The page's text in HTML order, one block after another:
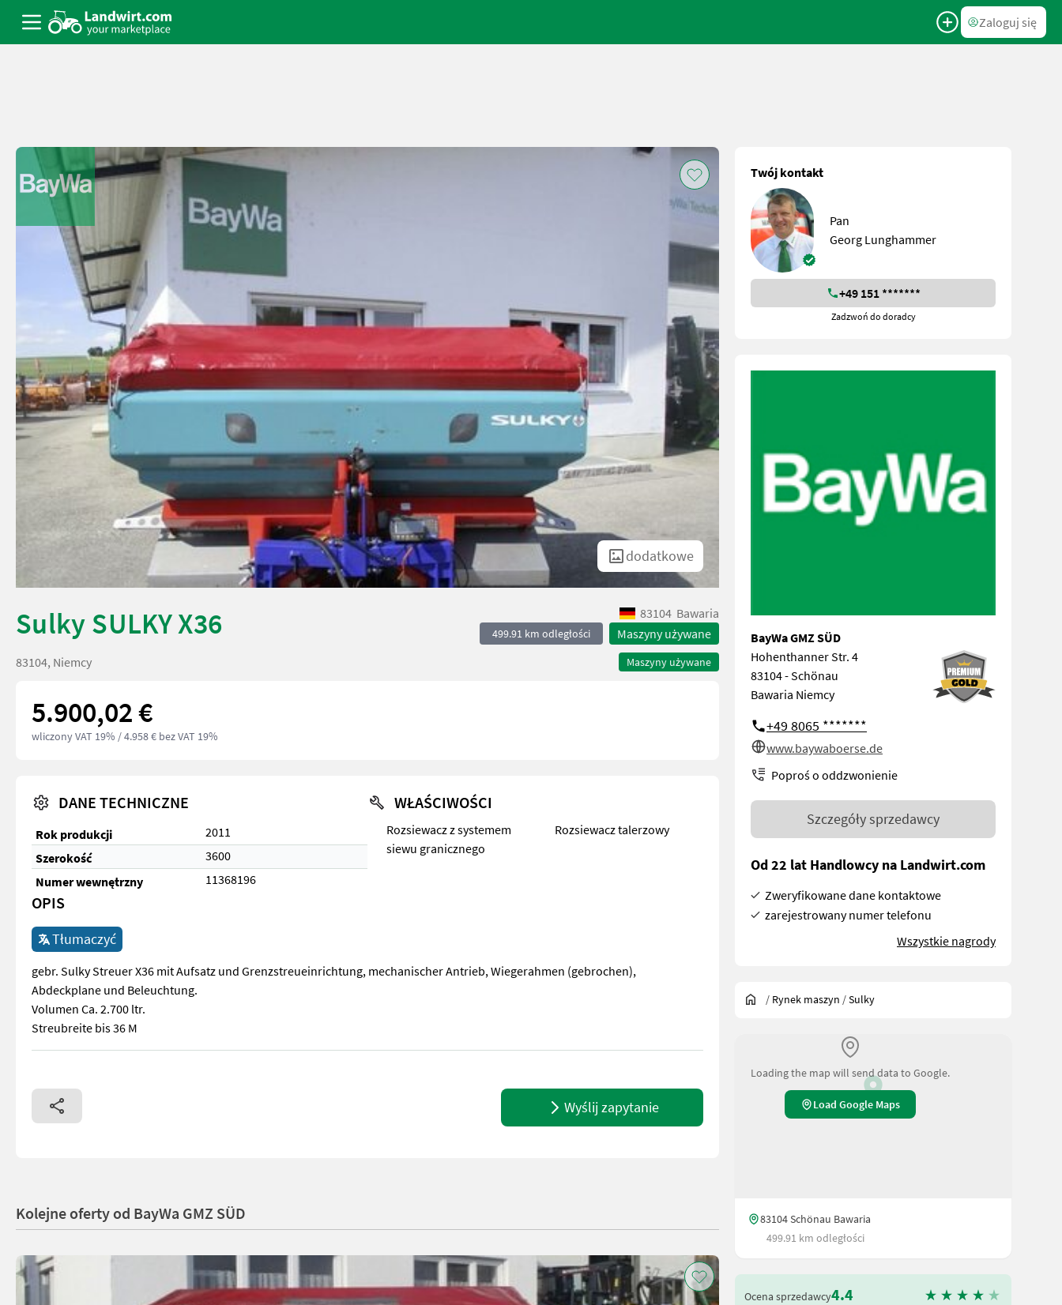
Zaloguj się
dodatkowe
Sulky SULKY X36 83104 Bawaria
499.91 km odległości Maszyny używane
Maszyny używane
83104, Niemcy
5.900,02 €
wliczony VAT 19% / 4.958 € bez VAT 19%
DANE TECHNICZNE
Rok produkcji
2011
Szerokość
3600
Numer wewnętrzny
11368196
WŁAŚCIWOŚCI
Rozsiewacz z systemem
siewu granicznego
Rozsiewacz talerzowy
OPIS
Tłumaczyć
gebr. Sulky Streuer X36 mit Aufsatz und Grenzstreueinrichtung, mechanischer Antrieb, Wiegerahmen (gebrochen),
Abdeckplane und Beleuchtung.
Volumen Ca. 2.700 ltr.
Streubreite bis 36 M
gebr. Sulky Streuer X36 mit Aufsatz und Grenzstreueinrichtung, mechanischer Antrieb, Wiegerahmen (gebrochen), Abdeckplane und Beleuchtung. Volumen Ca. 2.700 ltr. Streubreite bis 36 M
Wyślij zapytanie
Twój kontakt
Pan
Georg Lunghammer
+49 151 *******
Zadzwoń do doradcy
BayWa GMZ SÜD
Hohenthanner Str. 4
83104 - Schönau
Bawaria Niemcy
+49 8065 *******
www.baywaboerse.de
Poproś o oddzwonienie
Szczegóły sprzedawcy
Od 22 lat Handlowcy na Landwirt.com
Zweryfikowane dane kontaktowe
zarejestrowany numer telefonu
Wszystkie nagrody
/ Rynek maszyn /Sulky
Loading the map will send data to Google.
Load Google Maps
83104 Schönau Bawaria
499.91 km odległości
Ocena sprzedawcy4.4
Kolejne oferty od BayWa GMZ SÜD